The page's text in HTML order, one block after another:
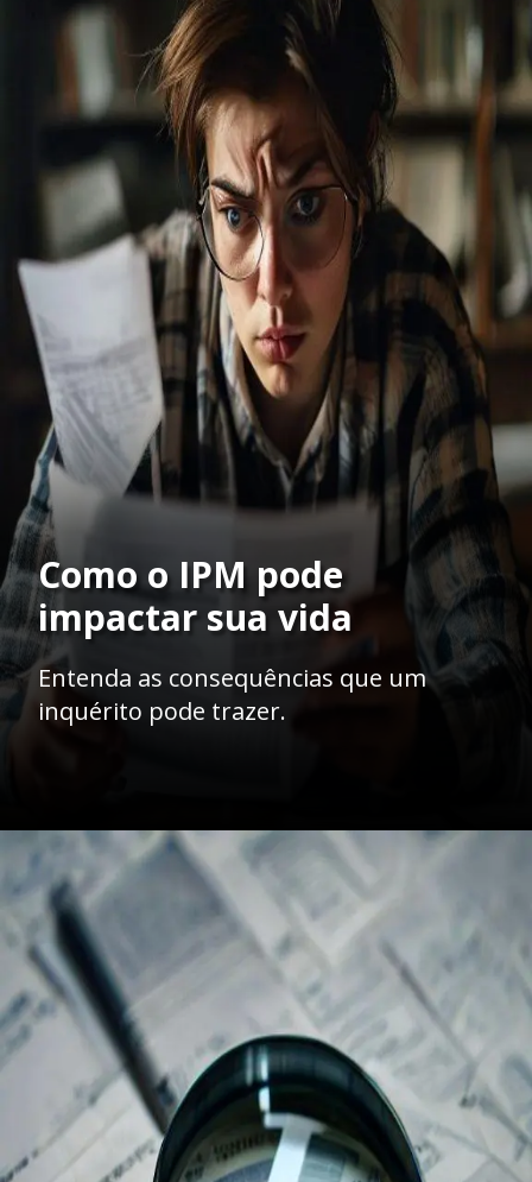
Como o IPM pode
impactar sua vida
Entenda as consequências que um
inquérito pode trazer.
Openinghttps://ademilsoncs.adv.br/